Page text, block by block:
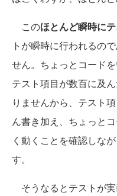
このほとんど瞬時に
トが瞬時に行われるの
せん。ちょっとコード
テスト項目が数百に及
りませんから、テスト
ん書き加え、ちょっと
く動くことを確認しな
す。
そうなるとテストが